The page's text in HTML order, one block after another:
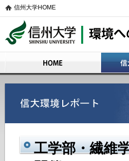
信州大学HOME
信州大学 環境への取組
工学部・繊維